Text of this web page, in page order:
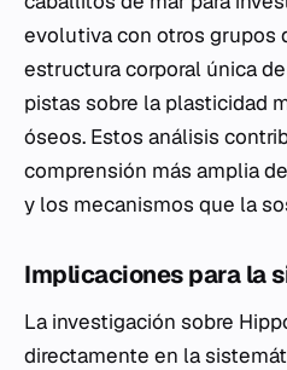
evolutiva con otros grupos
estructura corporal única
pistas sobre la plasticidad
óseos. Estos análisis
comprensión más amplia
y los mecanismos que la
Implicaciones para la
La investigación sobre
directamente en la